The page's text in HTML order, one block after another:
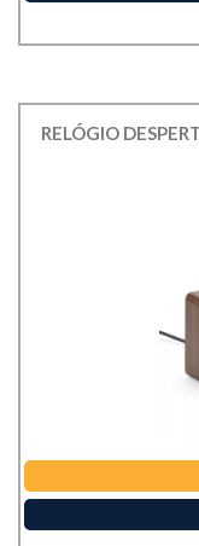
RELÓGIO